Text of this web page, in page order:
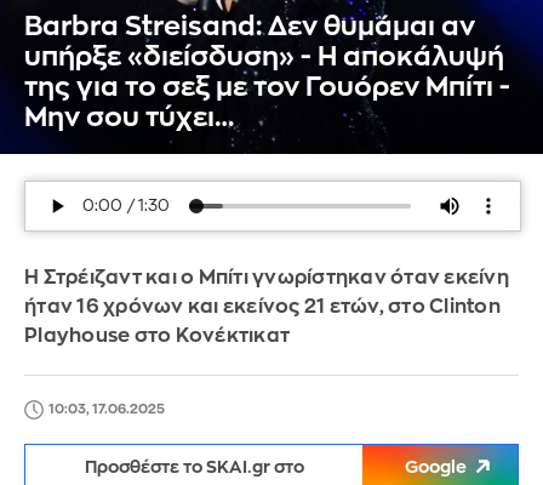
Barbra Streisand: Δεν θυμάμαι αν
υπήρξε «διείσδυση» - Η αποκάλυψή
της για το σεξ με τον Γουόρεν Μπίτι -
Μην σου τύχει…
Η Στρέιζαντ και ο Μπίτι γνωρίστηκαν όταν εκείνη
ήταν 16 χρόνων και εκείνος 21 ετών, στο Clinton
Playhouse στο Κονέκτικατ
10:03, 17.06.2025
Προσθέστε το SKAI.gr στο Google